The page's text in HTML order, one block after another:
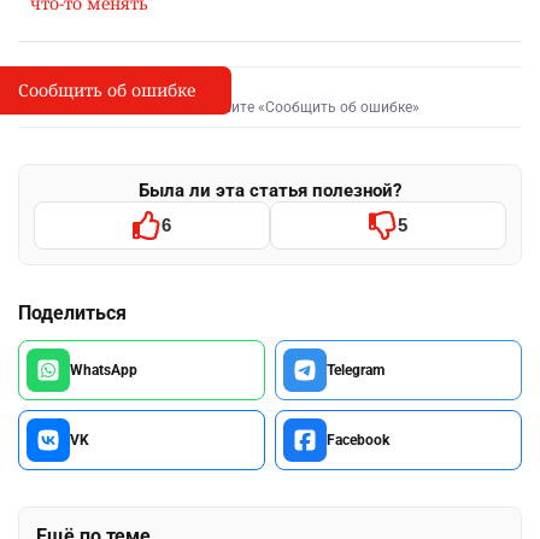
I
Сообщить об опечатке
Выделите фрагмент и нажмите «Сообщить об ошибке»
Была ли эта статья полезной?
6 5
Поделиться
WhatsApp Telegram
VK Facebook
Сообщить об ошибке